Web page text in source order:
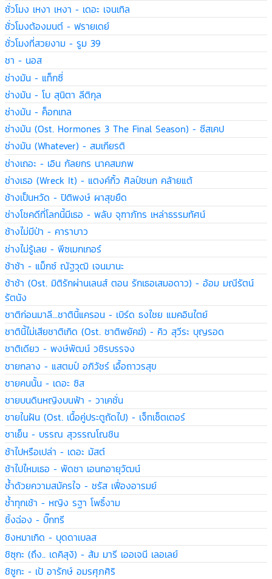
ชั่วโมง เหงา เหงา - เดอะ เจนเทิล
ชั่วโมงต้องมนต์ - ฟรายเดย์
ชั่วโมงที่สวยงาม - รูม 39
ชา - นอส
ช่างมัน - แท็กซี่
ช่างมัน - โบ สุนิตา ลีติกุล
ช่างมัน - ค็อกเทล
ช่างมัน (Ost. Hormones 3 The Final Season) - ซีสเคป
ช่างมัน (Whatever) - สมเกียรติ
ช่างเถอะ - เอิน กัลยกร นาคสมภพ
ช่างเธอ (Wreck It) - แตงค์กิ้ว ศิลป์ชนก คล้ายแต้
ช้างเป็นหวัด - ปิติพงษ์ ผาสุขยืด
ช่างโชคดีที่โลกนี้มีเธอ - พลับ จุฑาภัทร เหล่าธรรมทัศน์
ช้างไม่มีป่า - คาราบาว
ช่างไม่รู้เลย - พีซเมกเกอร์
ช้าช้า - แม็กซ์ ณัฐวุฒิ เจนมานะ
ช้าช้า (Ost. มิติรักผ่านเลนส์ ตอน รักเธอเสมอดาว) - อ้อม มณีรัตน์
รัตนัง
ชาติก่อนมาลี...ชาตินี้แครอน - เบิร์ด ธงไชย แมคอินไตย์
ชาตินี้ไม่เสียชาติเกิด (Ost. ชาติพยัคฆ์) - คิว สุวีระ บุญรอด
ชาติเดียว - พงษ์พัฒน์ วชิรบรรจง
ชายกลาง - แสตมป์ อภิวัชร์ เอื้อถาวรสุข
ชายคนนั้น - เดอะ ซิส
ชายบนดินหญิงบนฟ้า - วาเคชั่น
ชายในฝัน (Ost. เนื้อคู่ประตูถัดไป) - เจ็ทเซ็ตเตอร์
ชาเย็น - บรรณ สุวรรณโณชิน
ช้าไปหรือเปล่า - เดอะ มัสต์
ช้าไปไหมเธอ - พัดชา เอนกอายุวัฒน์
ช้ำด้วยความสมัครใจ - ชรัส เฟื่องอารมย์
ช้ำทุกเช้า - หญิง รฐา โพธิ์งาม
ชิ้งฉ่อง - บิ๊กทรี
ชิงหมาเกิด - บุดดาเบลส
ชิซุกะ (ถึง.. เดคิสุงิ) - ส้ม มารี เออเจนี เลอเลย์
ชิซูกะ - เป้ อารักษ์ อมรศุภศิริ